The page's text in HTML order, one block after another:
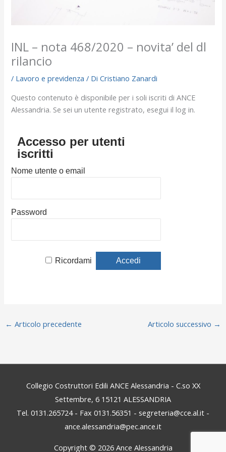
INL – nota 468/2020 – novita’ del dl
rilancio
/ Lavoro e previdenza / DiCristiano Zanardi
Questo contenuto è disponibile per i soli iscriti di ANCE
Alessandria. Se sei un utente registrato, esegui il log in.
Accesso per utenti
iscritti
Nome utente o email
Password
Ricordami
← Articolo precedente Articolo successivo →
Collegio Costruttori Edili ANCE Alessandria - C.so XX
Settembre, 6 15121 ALESSANDRIA
Tel. 0131.265724 - Fax 0131.56351 - segreteria@cce.al.it -
ance.alessandria@pec.ance.it
Copyright © 2026 Ance Alessandria